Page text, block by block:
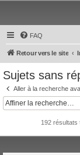
FAQ
Retour vers le site
Sujets sans
Aller à la recherche
192 résultats